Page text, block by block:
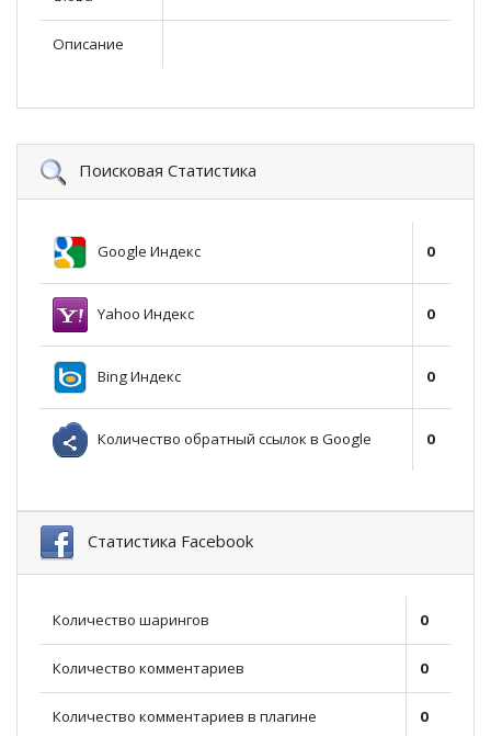
Описание
Поисковая Статистика
Google Индекс 0
Yahoo Индекс 0
Bing Индекс 0
Количество обратный ссылок в Google 0
Статистика Facebook
Количество шарингов 0
Количество комментариев 0
Количество комментариев в плагине 0